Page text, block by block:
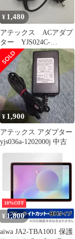
¥ 1,480
アテックス ACアダプ
ター YJS024C-
1202000J
¥ 1,900
アテックス アダプター
yjs036a-1202000j 中古
10%OFF
¥ 1,800
aiwa JA2-TBA1001 保護